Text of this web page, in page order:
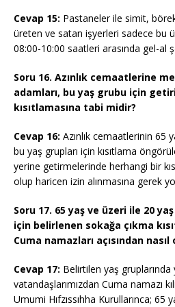
Cevap 15: Pastaneler ile simit,
üreten ve satan işyerleri sadece bu
08:00-10:00 saatleri arasında gel-al
Soru 16. Azınlık cemaatlerine
adamları, bu yaş grubu için
kısıtlamasına tabi midir?
Cevap 16: Azınlık cemaatlerinin 65
bu yaş grupları için kısıtlama
yerine getirmelerinde herhangi bir
olup haricen izin alınmasına gerek
Soru 17. 65 yaş ve üzeri ile 20
için belirlenen sokağa çıkma
Cuma namazları açısından nasıl
Cevap 17: Belirtilen yaş gruplarında
vatandaşlarımızdan Cuma namazı
Umumi Hıfzıssıhha Kurullarınca;